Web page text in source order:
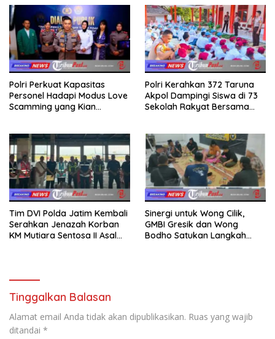
Polri Perkuat Kapasitas
Personel Hadapi Modus Love
Scamming yang Kian
Polri Kerahkan 372 Taruna
Akpol Dampingi Siswa di 73
Sekolah Rakyat Bersama
Tim DVI Polda Jatim Kembali
Serahkan Jenazah Korban
KM Mutiara Sentosa II Asal
Sinergi untuk Wong Cilik,
GMBI Gresik dan Wong
Bodho Satukan Langkah
Tinggalkan Balasan
Alamat email Anda tidak akan dipublikasikan. Ruas yang wajib
ditandai *